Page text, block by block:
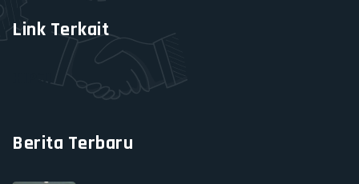
Berita Terbaru
Link Terkait
HIPJI